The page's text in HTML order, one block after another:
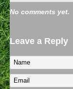
No comments yet.
Leave a Reply